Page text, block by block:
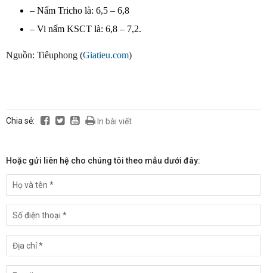
– Nấm Tricho là: 6,5 – 6,8
– Vi nấm KSCT là: 6,8 – 7,2.
Nguồn: Tiêuphong (Giatieu.com)
Chia sẻ: In bài viết
Hoặc gửi liên hệ cho chúng tôi theo mẫu dưới đây: